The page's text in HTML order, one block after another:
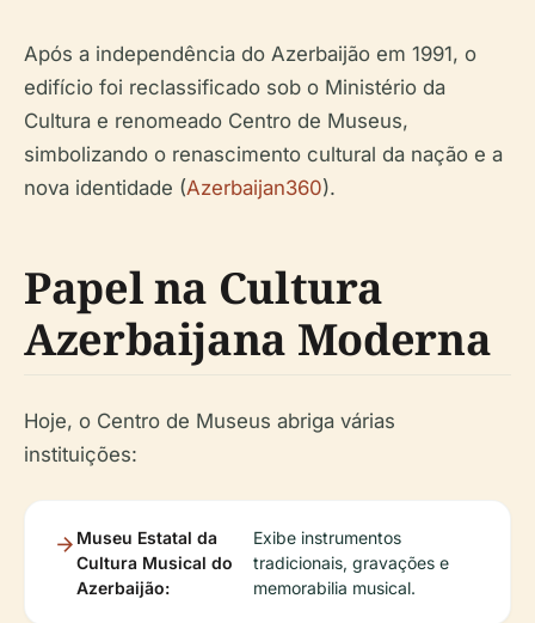
Após a independência do Azerbaijão em 1991, o
edifício foi reclassificado sob o Ministério da
Cultura e renomeado Centro de Museus,
simbolizando o renascimento cultural da nação e a
nova identidade (Azerbaijan360).
Papel na Cultura
Azerbaijana Moderna
Hoje, o Centro de Museus abriga várias
instituições:
Museu Estatal da
Cultura Musical do
Azerbaijão:
Exibe instrumentos
tradicionais, gravações e
memorabilia musical.